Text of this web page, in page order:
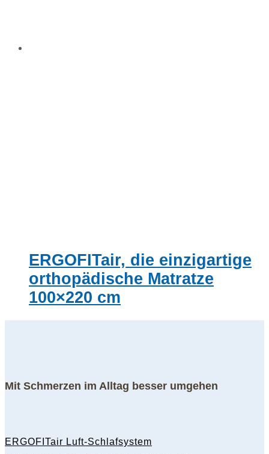
ERGOFITair, die einzigartige
orthopädische Matratze
100×220 cm
Mit Schmerzen im Alltag besser umgehen
ERGOFITair Luft-Schlafsystem